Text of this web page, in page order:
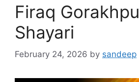
Firaq
Shayari
February 24, 2026 by sandeep